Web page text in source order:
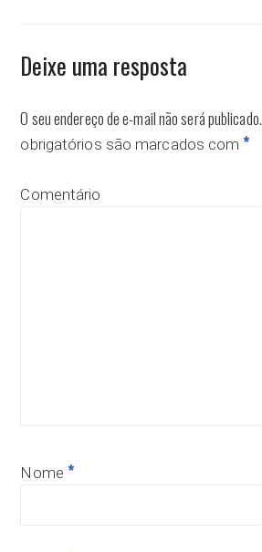
Deixe uma resposta
O seu endereço de e-mail não será publicado.
obrigatórios são marcados com *
Comentário
Nome *